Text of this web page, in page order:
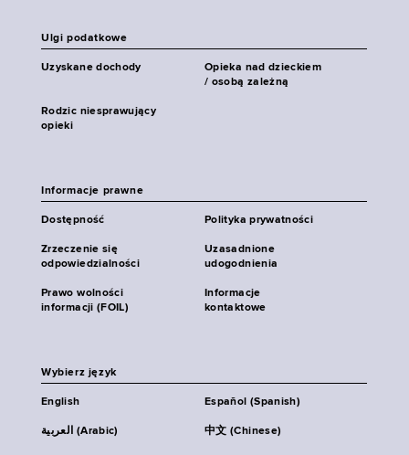
Ulgi podatkowe
Uzyskane dochody
Opieka nad dzieckiem
/ osobą zależną
Rodzic niesprawujący
opieki
Informacje prawne
Dostępność Polityka prywatności
Zrzeczenie się
odpowiedzialności
Uzasadnione
udogodnienia
Prawo wolności
informacji (FOIL)
Informacje
kontaktowe
Wybierz język
English Español (Spanish)
العربية (Arabic) 中文 (Chinese)